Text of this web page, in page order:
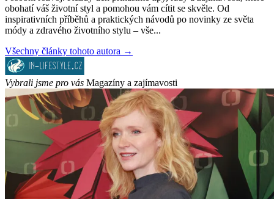
obohatí váš životní styl a pomohou vám cítit se skvěle. Od
inspirativních příběhů a praktických návodů po novinky ze světa
módy a zdravého životního stylu – vše...
Všechny články tohoto autora →
Vybrali jsme pro vás Magazíny a zajímavosti